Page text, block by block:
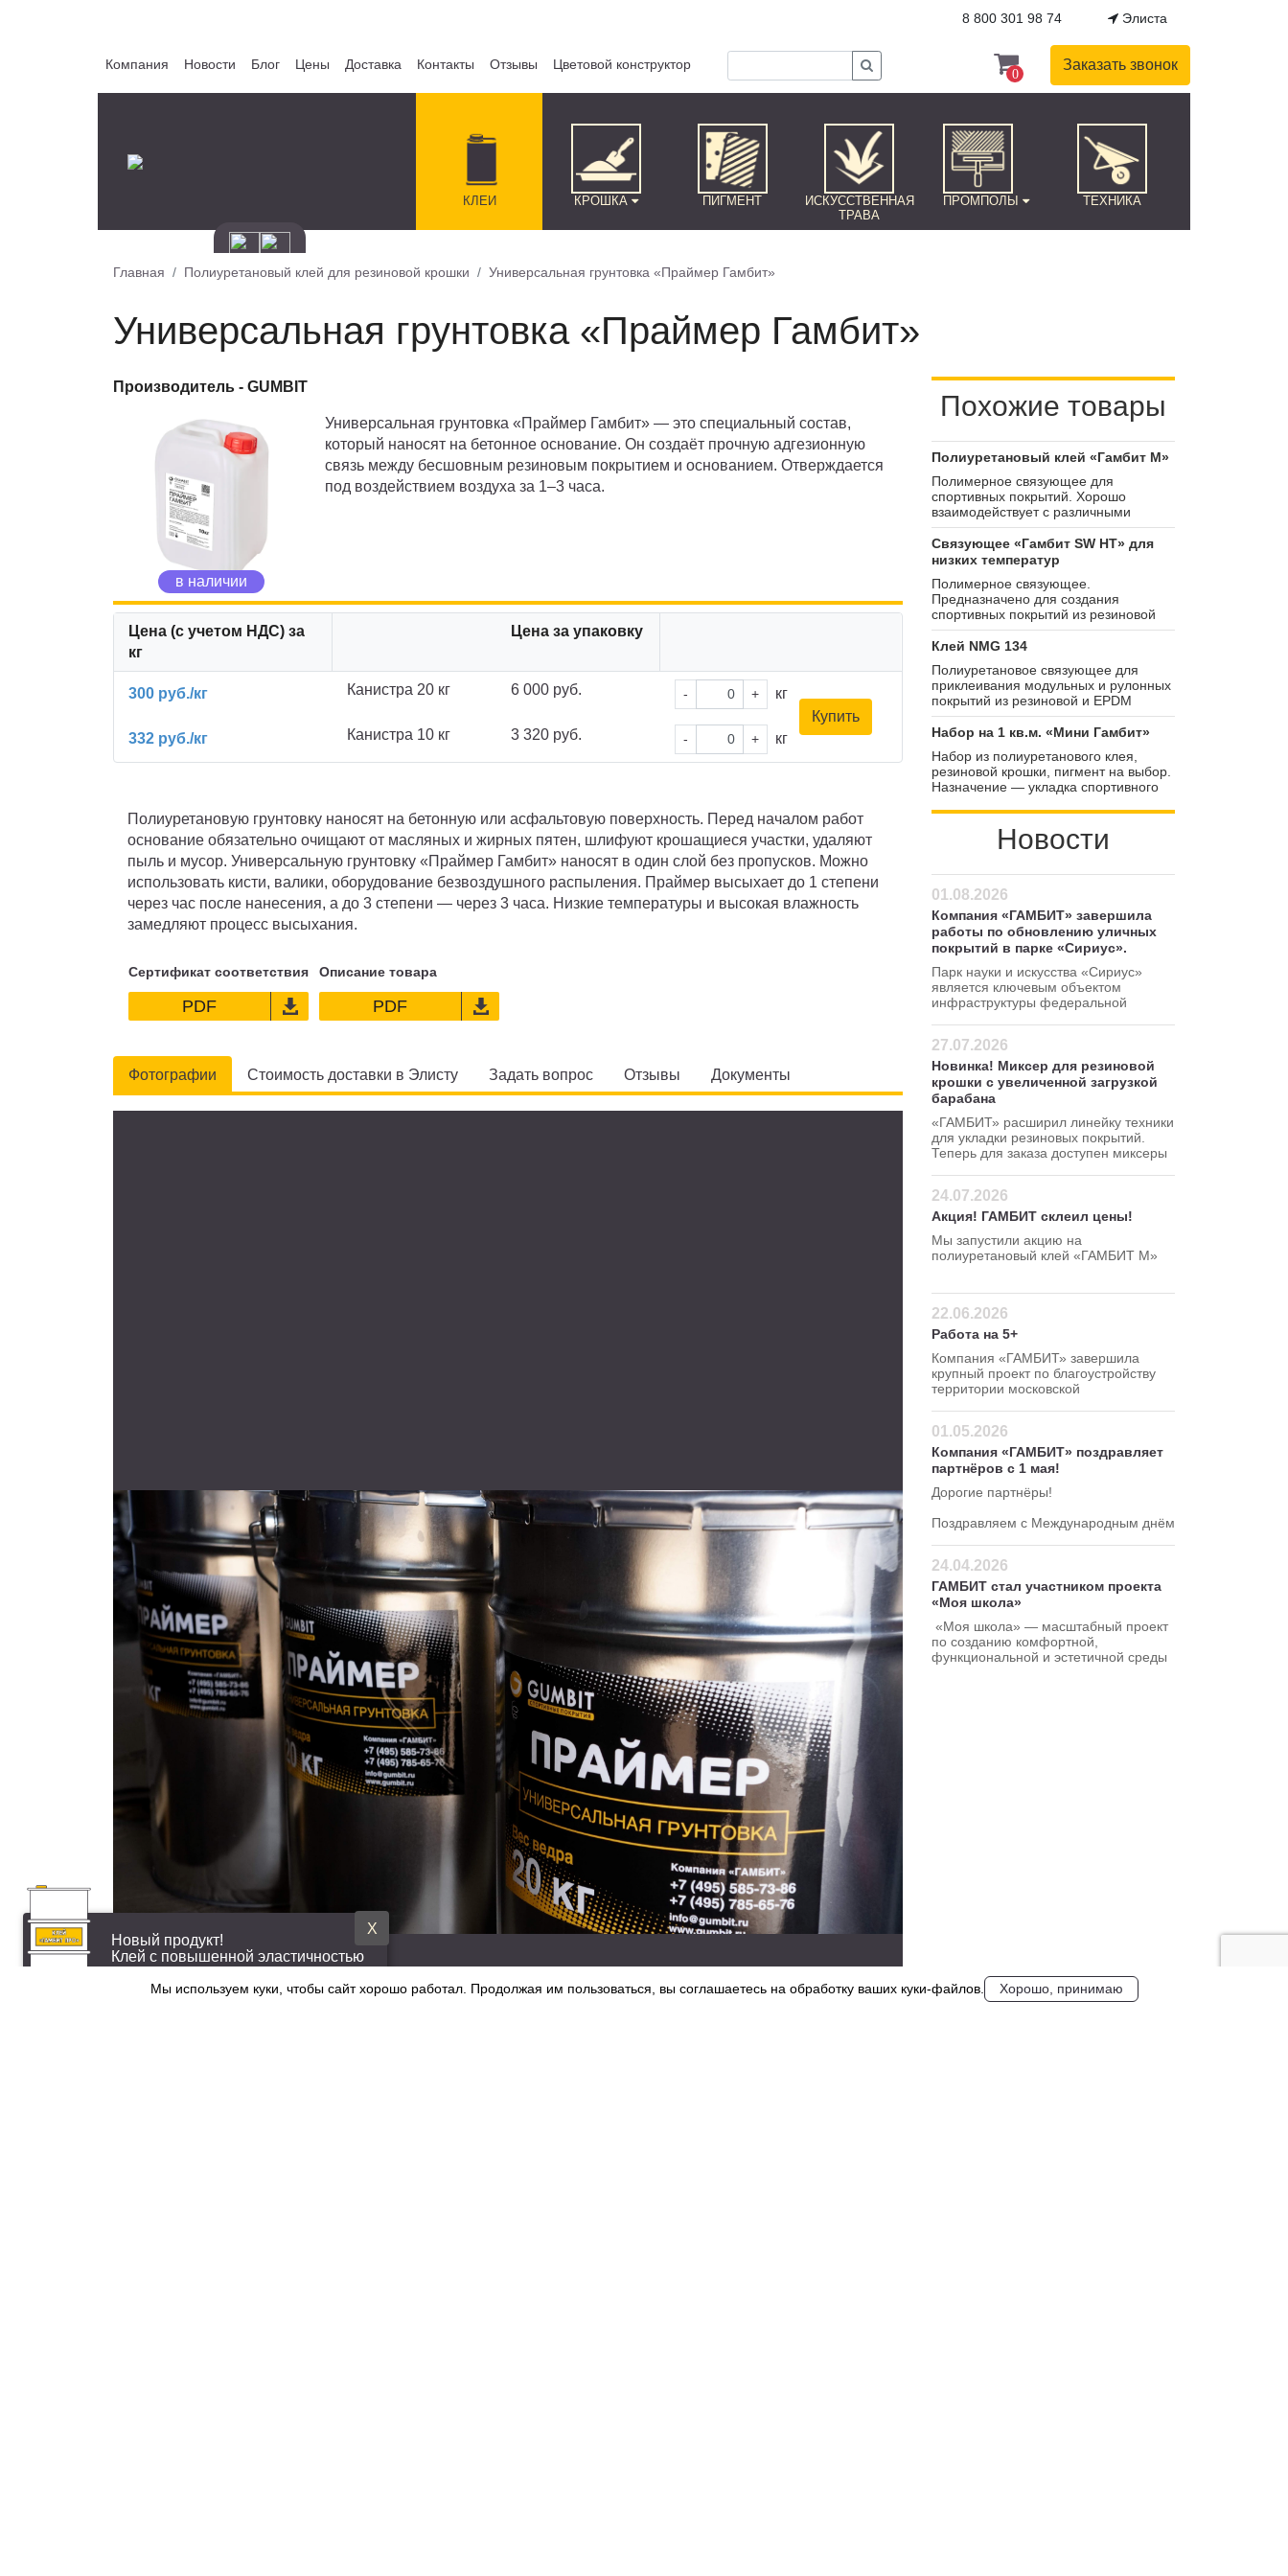
8 800 301 98 74 Элиста
Компания Новости Блог Цены Доставка Контакты Отзывы Цветовой конструктор
0
Заказать звонок
КЛЕЙ КРОШКА ПИГМЕНТ
ИСКУССТВЕННАЯ
ТРАВА
ПРОМПОЛЫ ТЕХНИКА
Главная Полиуретановый клей для резиновой крошки Универсальная грунтовка «Праймер Гамбит»
Универсальная грунтовка «Праймер Гамбит»
Производитель - GUMBIT
в наличии
Универсальная грунтовка «Праймер Гамбит» — это специальный состав,
который наносят на бетонное основание. Он создаёт прочную адгезионную
связь между бесшовным резиновым покрытием и основанием. Отверждается
под воздействием воздуха за 1–3 часа.
Цена (с учетом НДС) за
кг
Цена за упаковку
300 руб./кг Канистра 20 кг 6 000 руб. - + кг
332 руб./кг Канистра 10 кг 3 320 руб. - + кг
Купить
Полиуретановую грунтовку наносят на бетонную или асфальтовую поверхность. Перед началом работ
основание обязательно очищают от масляных и жирных пятен, шлифуют крошащиеся участки, удаляют
пыль и мусор. Универсальную грунтовку «Праймер Гамбит» наносят в один слой без пропусков. Можно
использовать кисти, валики, оборудование безвоздушного распыления. Праймер высыхает до 1 степени
через час после нанесения, а до 3 степени — через 3 часа. Низкие температуры и высокая влажность
замедляют процесс высыхания.
Сертификат соответствия
PDF
Описание товара
PDF
Фотографии Стоимость доставки в Элисту Задать вопрос Отзывы Документы
Похожие товары
Полиуретановый клей «Гамбит М»
Полимерное связующее для
спортивных покрытий. Хорошо
взаимодействует с различными
видами фракционных наполнителей.
Смешивается с ними в пропорции
1:4,2. Средняя скорость
Связующее «Гамбит SW НТ» для
низких температур
Полимерное связующее.
Предназначено для создания
спортивных покрытий из резиновой
крошки. Хорошо взаимодействует с
наполнителем даже при низких
Клей NMG 134
Полиуретановое связующее для
приклеивания модульных и рулонных
покрытий из резиновой и EPDM
крошки. Подходит для внутренних и
наружных работ. Набирает
с момента укладки покрытий.
Набор на 1 кв.м. «Мини Гамбит»
Набор из полиуретанового клея,
резиновой крошки, пигмент на выбор.
Назначение — укладка спортивного
Новости
01.08.2026
Компания «ГАМБИТ» завершила
работы по обновлению уличных
покрытий в парке «Сириус».
Парк науки и искусства «Сириус»
является ключевым объектом
инфраструктуры федеральной
27.07.2026
Новинка! Миксер для резиновой
крошки с увеличенной загрузкой
барабана
«ГАМБИТ» расширил линейку техники
для укладки резиновых покрытий.
Теперь для заказа доступен миксеры
24.07.2026
Акция! ГАМБИТ склеил цены!
Мы запустили акцию на
полиуретановый клей «ГАМБИТ М»
22.06.2026
Работа на 5+
Компания «ГАМБИТ» завершила
крупный проект по благоустройству
территории московской
01.05.2026
Компания «ГАМБИТ» поздравляет
партнёров с 1 мая!
Дорогие партнёры!
Поздравляем с Международным днём
24.04.2026
ГАМБИТ стал участником проекта
«Моя школа»
«Моя школа» — масштабный проект
по созданию комфортной,
функциональной и эстетичной среды
X
Новый продукт!
Клей с повышенной эластичностью
Мы используем куки, чтобы сайт хорошо работал. Продолжая им пользоваться, вы соглашаетесь на обработку ваших куки‑файлов. Хорошо, принимаю